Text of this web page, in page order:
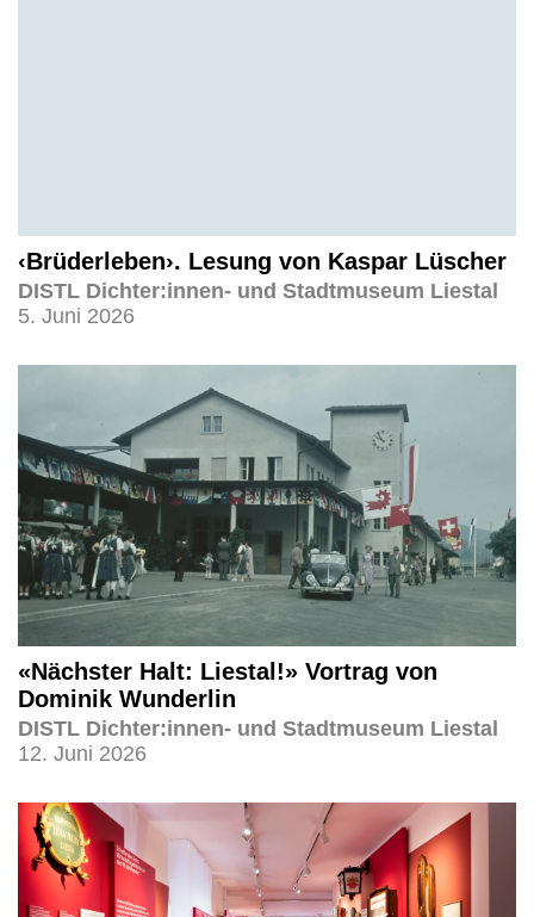
‹Brüderleben›. Lesung von Kaspar Lüscher
DISTL Dichter:innen- und Stadtmuseum Liestal
5. Juni 2026
«Nächster Halt: Liestal!» Vortrag von
Dominik Wunderlin
DISTL Dichter:innen- und Stadtmuseum Liestal
12. Juni 2026